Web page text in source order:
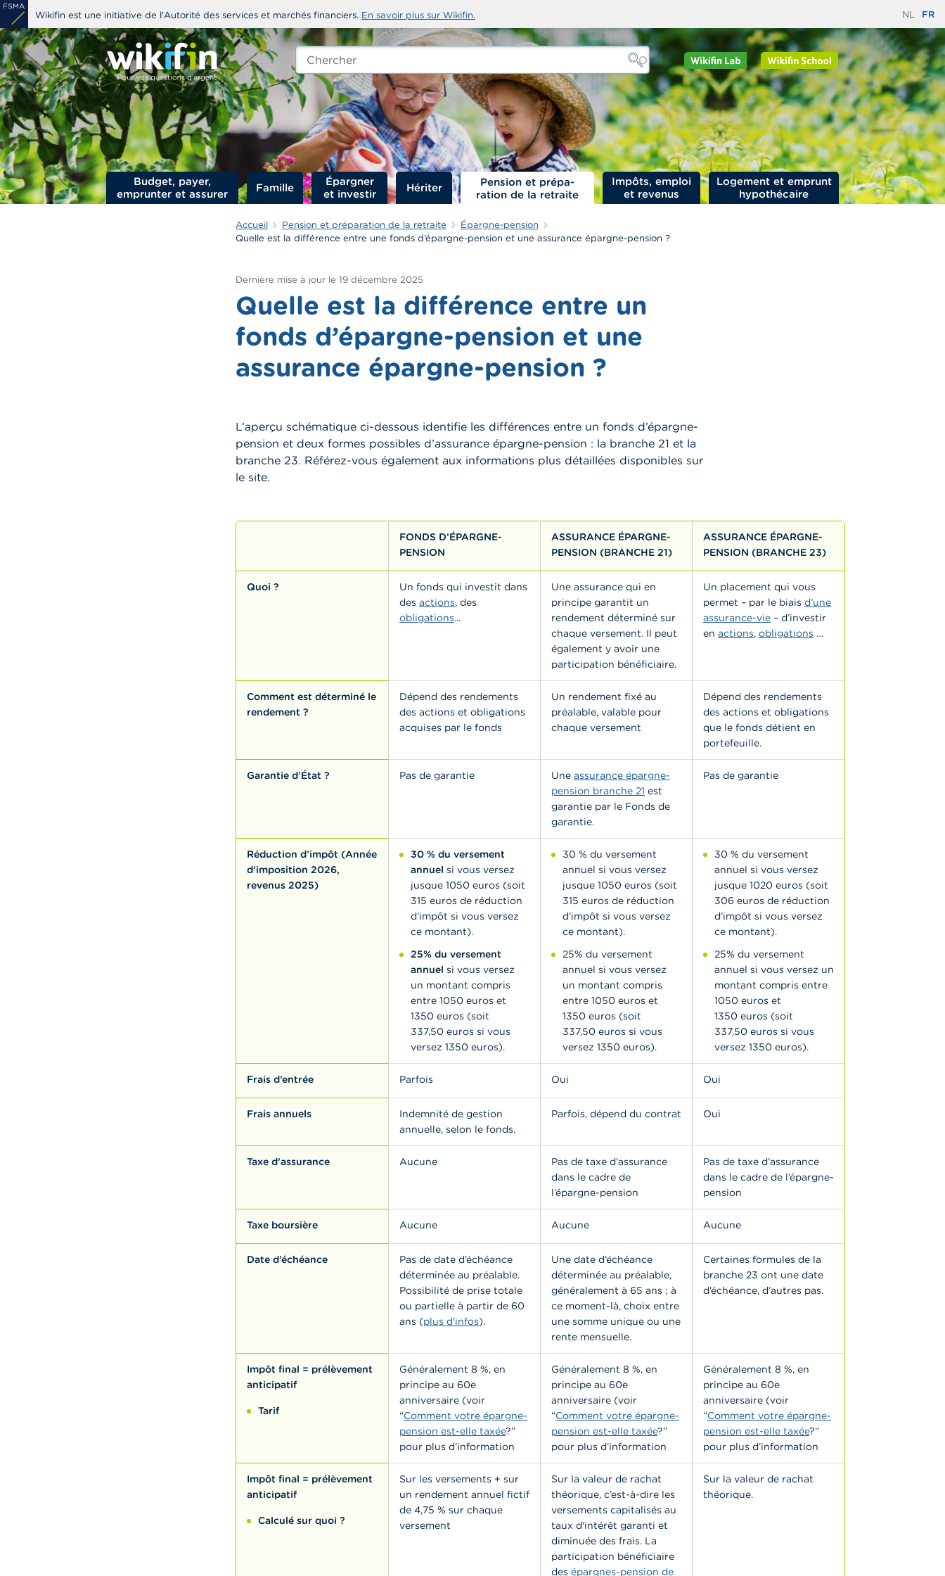
Aller
au
contenu
principal
Wikifin est une initiative de l'Autorité des services et marchés financiers. En savoir plus sur Wikifin. NL FR
Chercher
edit-
Budget, payer,
emprunter et assurer
Famille
Épargner
et investir
Hériter
Impôts, emploi
et revenus
Logement et emprunt
hypothécaire
Accueil Pension et préparation de la retraite
Épargne-pension
Quelle est la différence entre une fonds d’épargne-pension et une assurance épargne-pension ?
Dernière mise à jour le 19 décembre 2025
Quelle est la différence entre un
fonds d’épargne-pension et une
assurance épargne-pension ?
L’aperçu schématique ci-dessous identifie les différences entre un fonds d’épargne-
pension et deux formes possibles d’assurance épargne-pension : la branche 21 et la
branche 23. Référez-vous également aux informations plus détaillées disponibles sur
le site.
FONDS D’ÉPARGNE-
PENSION
ASSURANCE ÉPARGNE-
PENSION (BRANCHE 21)
ASSURANCE ÉPARGNE-
PENSION (BRANCHE 23)
Quoi ?
Un fonds qui investit dans
des actions, des
obligations...
Une assurance qui en
principe garantit un
rendement déterminé sur
chaque versement. Il peut
également y avoir une
participation bénéficiaire.
Un placement qui vous
permet – par le biais d’une
assurance-vie – d’investir
en actions, obligations …
Comment est déterminé le
rendement ?
Dépend des rendements
des actions et obligations
acquises par le fonds
Un rendement fixé au
préalable, valable pour
chaque versement
Dépend des rendements
des actions et obligations
que le fonds détient en
portefeuille.
Garantie d’État ? Pas de garantie Une assurance épargne-
pension branche 21 est
garantie par le Fonds de
garantie.
Pas de garantie
Réduction d’impôt (Année
d’imposition 2026,
revenus 2025)
30 % du versement
annuel si vous versez
jusque 1050 euros (soit
315 euros de réduction
d’impôt si vous versez
ce montant).
25% du versement
annuel si vous versez
un montant compris
entre 1050 euros et
1350 euros (soit
337,50 euros si vous
versez 1350 euros).
30 % du versement
annuel si vous versez
jusque 1050 euros (soit
315 euros de réduction
d’impôt si vous versez
ce montant).
25% du versement
annuel si vous versez
un montant compris
entre 1050 euros et
1350 euros (soit
337,50 euros si vous
versez 1350 euros).
30 % du versement
annuel si vous versez
jusque 1020 euros (soit
306 euros de réduction
d’impôt si vous versez
ce montant).
25% du versement
annuel si vous versez un
montant compris entre
1050 euros et
1350 euros (soit
337,50 euros si vous
versez 1350 euros).
Frais d’entrée Parfois Oui Oui
Frais annuels
Indemnité de gestion
annuelle, selon le fonds.
Parfois, dépend du contrat Oui
Taxe d’assurance Aucune
Pas de taxe d’assurance
dans le cadre de
l’épargne-pension
Pas de taxe d’assurance
dans le cadre de l’épargne-
pension
Taxe boursière Aucune Aucune Aucune
Date d’échéance
Pas de date d’échéance
déterminée au préalable.
Possibilité de prise totale
ou partielle à partir de 60
ans (plus d'infos).
Une date d’échéance
déterminée au préalable,
généralement à 65 ans ; à
ce moment-là, choix entre
une somme unique ou une
rente mensuelle.
Certaines formules de la
branche 23 ont une date
d’échéance, d’autres pas.
Impôt final = prélèvement
anticipatif
Tarif
Généralement 8 %, en
principe au 60e
anniversaire (voir
“Comment votre épargne-
pension est-elle taxée?”
pour plus d’information
Généralement 8 %, en
principe au 60e
anniversaire (voir
“Comment votre épargne-
pension est-elle taxée?”
pour plus d’information
Généralement 8 %, en
principe au 60e
anniversaire (voir
“Comment votre épargne-
pension est-elle taxée?”
pour plus d’information
Impôt final = prélèvement
anticipatif
Calculé sur quoi ?
Sur les versements + sur
un rendement annuel fictif
de 4,75 % sur chaque
versement
Sur la valeur de rachat
théorique, c’est-à-dire les
versements capitalisés au
taux d'intérêt garanti et
diminuée des frais. La
participation bénéficiaire
des épargnes-pension de
Sur la valeur de rachat
théorique.